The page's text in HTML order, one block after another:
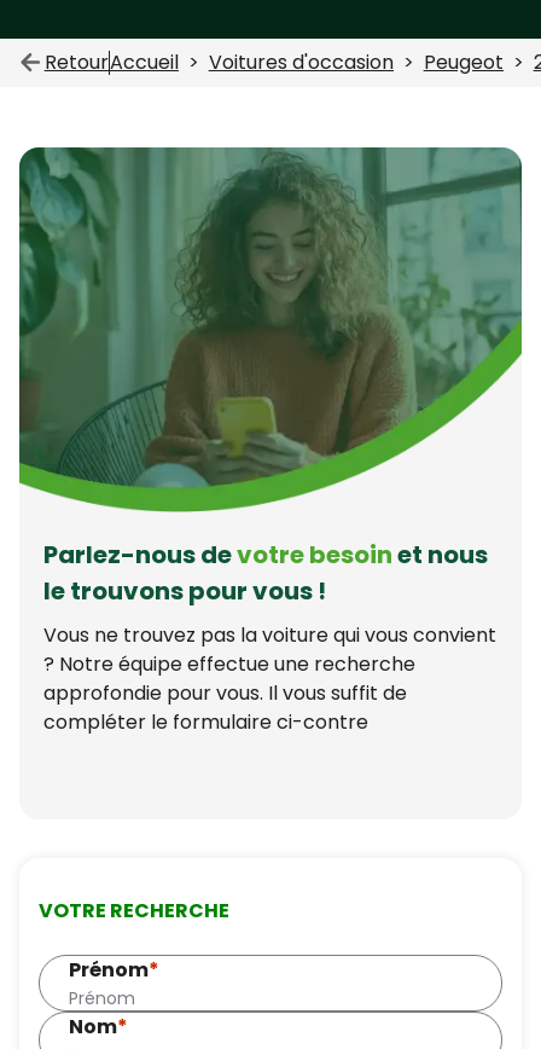
RetourAccueil Voitures d'occasion Peugeot
Parlez-nous devotre besoinet nous
le trouvons pour vous !
Vous ne trouvez pas la voiture qui vous convient
? Notre équipe effectue une recherche
approfondie pour vous. Il vous suffit de
compléter le formulaire ci-contre
VOTRE RECHERCHE
Prénom*
Nom*